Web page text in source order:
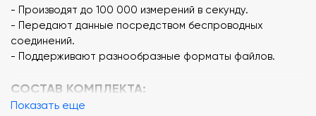
- Производят до 100 000 измерений в секунду.
- Передают данные посредством беспроводных
соединений.
- Поддерживают разнообразные форматы файлов.
СОСТАВ КОМПЛЕКТА:
- Цифровая лаборатория Эйнштейн einsteinTablet+2.
Показать еще